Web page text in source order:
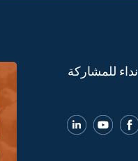
نداء للمشاركة